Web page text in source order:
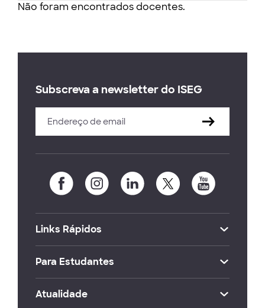
Não foram encontrados docentes.
Subscreva a newsletter do ISEG
Links Rápidos
Para Estudantes
Atualidade